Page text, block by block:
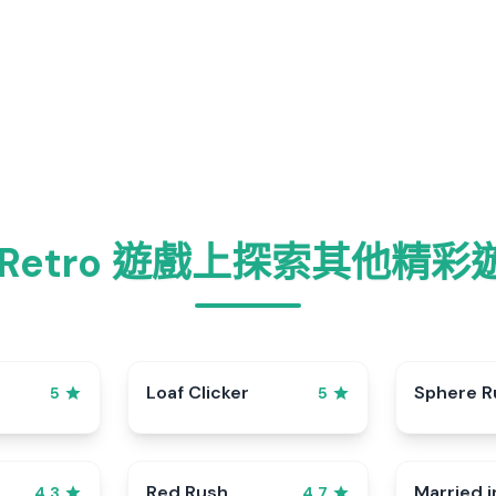
遊戲上探索其他精彩
5 Loaf Clicker 5 Sphere